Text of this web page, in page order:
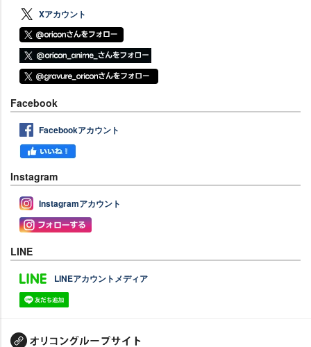
Xアカウント
Facebook
Facebookアカウント
Instagram
Instagramアカウント
LINE
LINEアカウントメディア